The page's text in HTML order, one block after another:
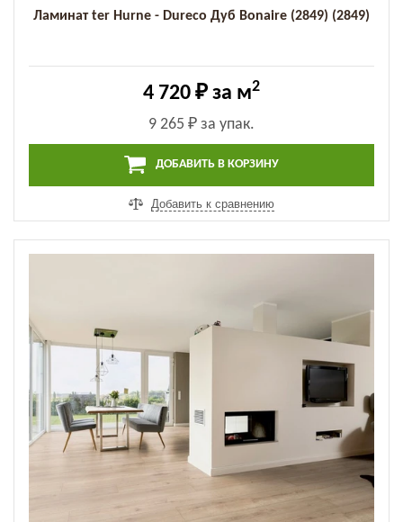
Ламинат ter Hurne - Dureco Дуб Bonaire (2849) (2849)
4 720 ₽ за м2
9 265 ₽ за упак.
ДОБАВИТЬ В КОРЗИНУ
Добавить к сравнению